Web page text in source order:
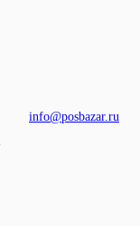
info@posbazar.ru